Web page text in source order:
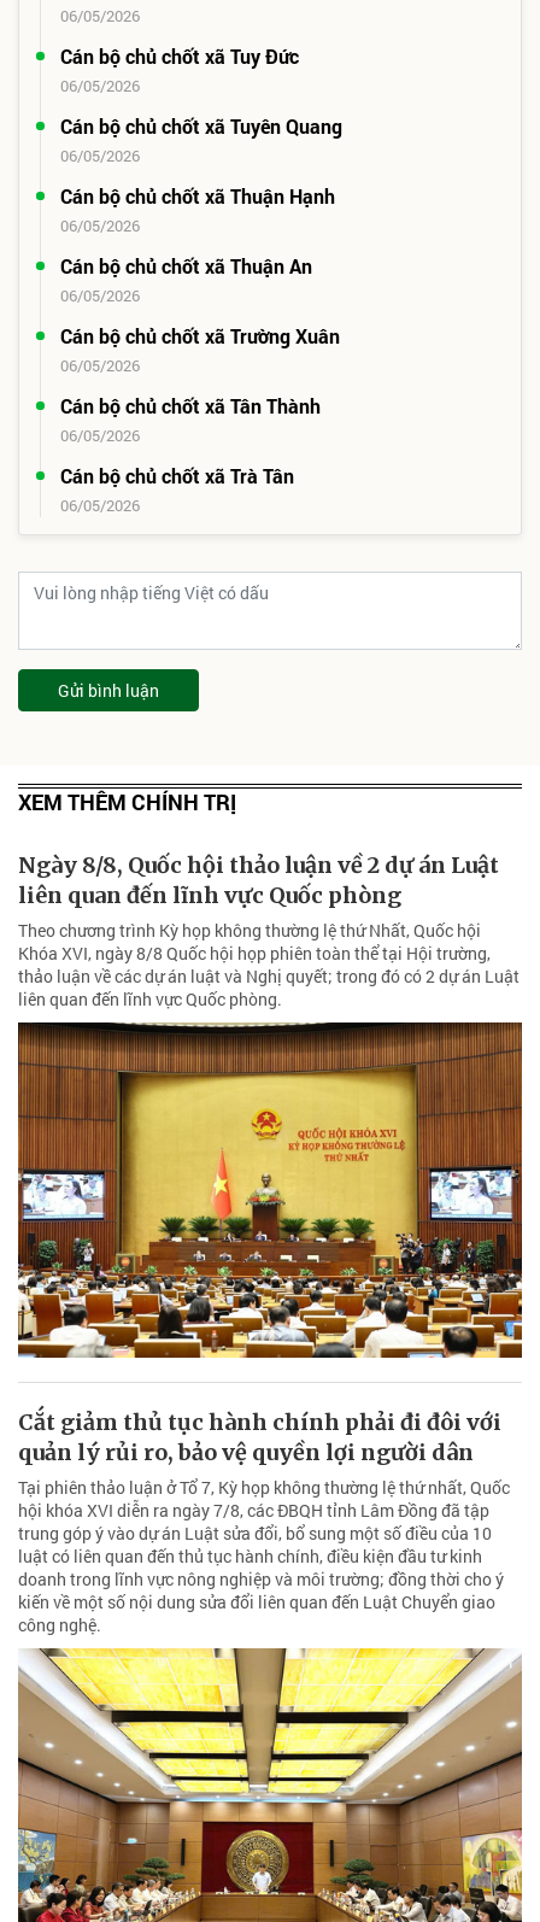
06/05/2026
Cán bộ chủ chốt xã Tuy Đức
06/05/2026
Cán bộ chủ chốt xã Tuyên Quang
06/05/2026
Cán bộ chủ chốt xã Thuận Hạnh
06/05/2026
Cán bộ chủ chốt xã Thuận An
06/05/2026
Cán bộ chủ chốt xã Trường Xuân
06/05/2026
Cán bộ chủ chốt xã Tân Thành
06/05/2026
Cán bộ chủ chốt xã Trà Tân
06/05/2026
Gửi bình luận
XEM THÊM CHÍNH TRỊ
Ngày 8/8, Quốc hội thảo luận về 2 dự án Luật
liên quan đến lĩnh vực Quốc phòng
Theo chương trình Kỳ họp không thường lệ thứ Nhất, Quốc hội
Khóa XVI, ngày 8/8 Quốc hội họp phiên toàn thể tại Hội trường,
thảo luận về các dự án luật và Nghị quyết; trong đó có 2 dự án Luật
liên quan đến lĩnh vực Quốc phòng.
Cắt giảm thủ tục hành chính phải đi đôi với
quản lý rủi ro, bảo vệ quyền lợi người dân
Tại phiên thảo luận ở Tổ 7, Kỳ họp không thường lệ thứ nhất, Quốc
hội khóa XVI diễn ra ngày 7/8, các ĐBQH tỉnh Lâm Đồng đã tập
trung góp ý vào dự án Luật sửa đổi, bổ sung một số điều của 10
luật có liên quan đến thủ tục hành chính, điều kiện đầu tư kinh
doanh trong lĩnh vực nông nghiệp và môi trường; đồng thời cho ý
kiến về một số nội dung sửa đổi liên quan đến Luật Chuyển giao
công nghệ.